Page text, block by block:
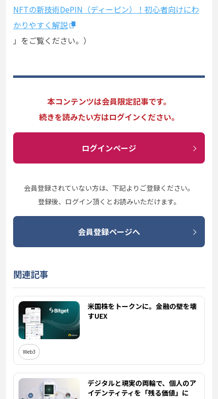
NFTの新技術DePIN（ディーピン）！初心者向けにわ
かりやすく解説
」をご覧ください。）
本コンテンツは会員限定記事です。
続きを読みたい方はログインください。
ログインページ
会員登録されていない方は、下記よりご登録ください。
登録後、ログイン頂くとお読みいただけます。
会員登録ページへ
関連記事
米国株をトークンに。金融の壁を壊
すUEX
Web3
デジタルと現実の両輪で、個人のア
イデンティティを「残る価値」に